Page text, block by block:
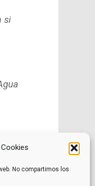
No compartimos los
si